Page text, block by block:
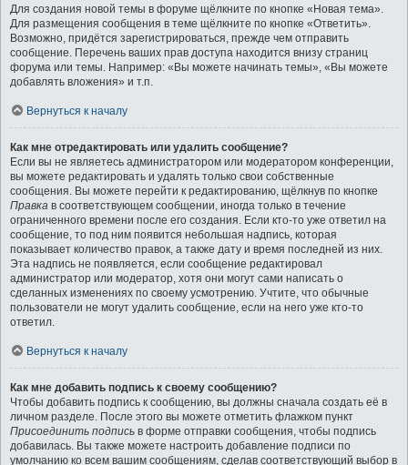
Для создания новой темы в форуме щёлкните по кнопке «Новая тема».
Для размещения сообщения в теме щёлкните по кнопке «Ответить».
Возможно, придётся зарегистрироваться, прежде чем отправить
сообщение. Перечень ваших прав доступа находится внизу страниц
форума или темы. Например: «Вы можете начинать темы», «Вы можете
добавлять вложения» и т.п.
Вернуться к началу
Как мне отредактировать или удалить сообщение?
Если вы не являетесь администратором или модератором конференции,
вы можете редактировать и удалять только свои собственные
сообщения. Вы можете перейти к редактированию, щёлкнув по кнопке
Правка в соответствующем сообщении, иногда только в течение
ограниченного времени после его создания. Если кто-то уже ответил на
сообщение, то под ним появится небольшая надпись, которая
показывает количество правок, а также дату и время последней из них.
Эта надпись не появляется, если сообщение редактировал
администратор или модератор, хотя они могут сами написать о
сделанных изменениях по своему усмотрению. Учтите, что обычные
пользователи не могут удалить сообщение, если на него уже кто-то
ответил.
Вернуться к началу
Как мне добавить подпись к своему сообщению?
Чтобы добавить подпись к сообщению, вы должны сначала создать её в
личном разделе. После этого вы можете отметить флажком пункт
Присоединить подпись в форме отправки сообщения, чтобы подпись
добавилась. Вы также можете настроить добавление подписи по
умолчанию ко всем вашим сообщениям, сделав соответствующий выбор в